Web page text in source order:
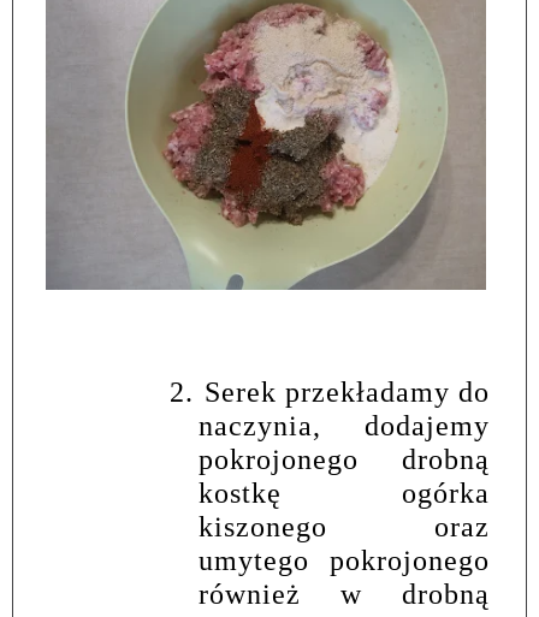
2. Serek przekładamy do
naczynia, dodajemy
pokrojonego drobną
kostkę ogórka
kiszonego oraz
umytego pokrojonego
również w drobną